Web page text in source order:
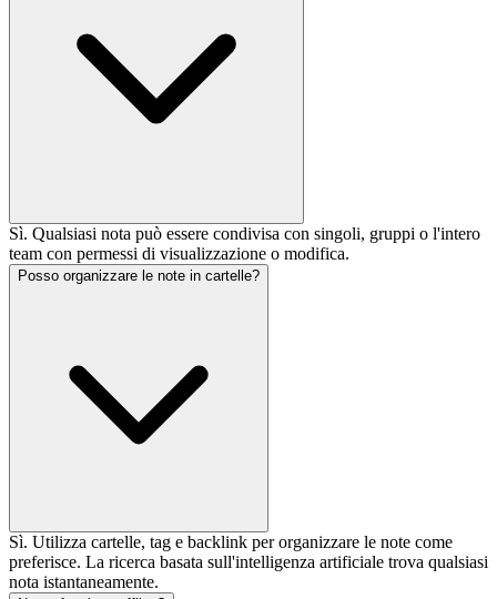
Sì. Qualsiasi nota può essere condivisa con singoli, gruppi o l'intero
team con permessi di visualizzazione o modifica.
Posso organizzare le note in cartelle?
Sì. Utilizza cartelle, tag e backlink per organizzare le note come
preferisce. La ricerca basata sull'intelligenza artificiale trova qualsiasi
nota istantaneamente.